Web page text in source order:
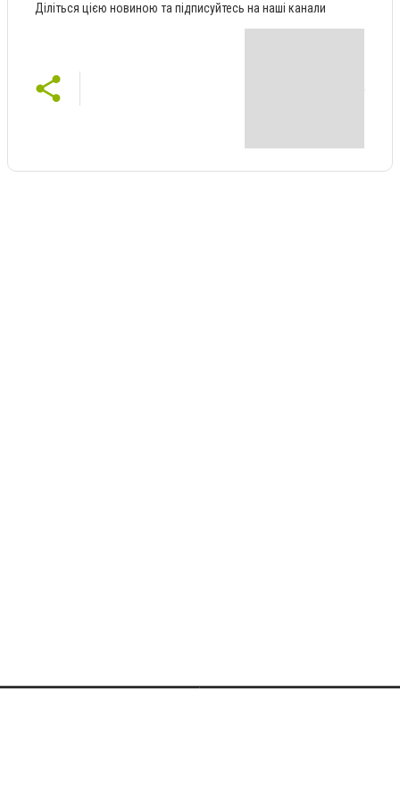
Діліться цією новиною та підписуйтесь на наші канали